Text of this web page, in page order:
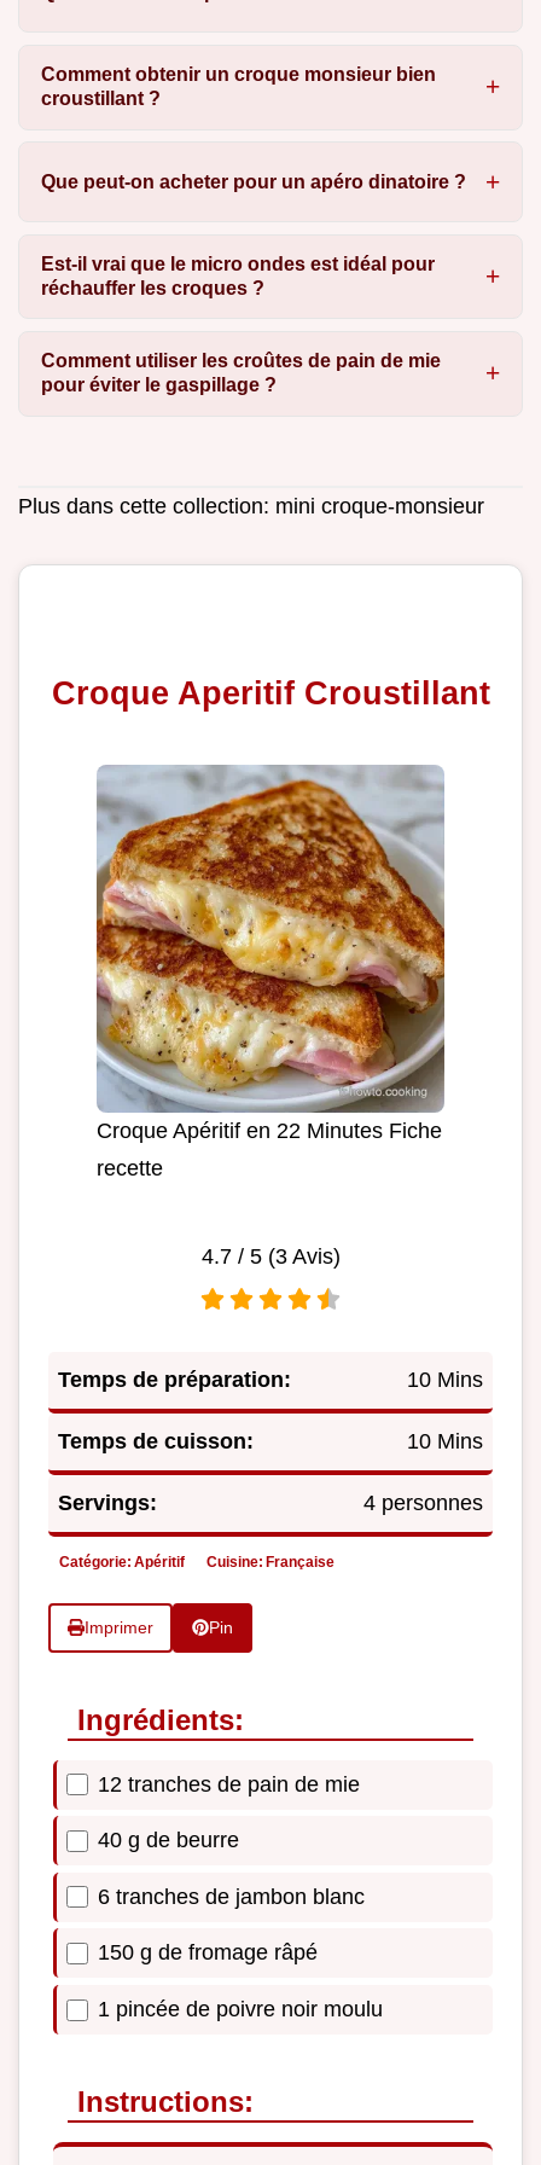
Comment obtenir un croque monsieur bien
croustillant ?
Que peut-on acheter pour un apéro dinatoire ?
Est-il vrai que le micro ondes est idéal pour
réchauffer les croques ?
Comment utiliser les croûtes de pain de mie
pour éviter le gaspillage ?
Plus dans cette collection: mini croque-monsieur
Croque Aperitif Croustillant
Croque Apéritif en 22 Minutes Fiche
recette
4.7/ 5 (3Avis)
Temps de préparation: 10 Mins
Temps de cuisson: 10 Mins
Servings: 4 personnes
Catégorie: Apéritif Cuisine: Française
Imprimer Pin
Ingrédients:
12 tranches de pain de mie
40 g de beurre
6 tranches de jambon blanc
150 g de fromage râpé
1 pincée de poivre noir moulu
Instructions: